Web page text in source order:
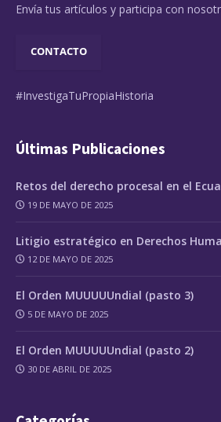
Envía tus artículos y participa con
CONTACTO
#InvestigaTuPropiaHistoria
Últimas Publicaciones
Retos del derecho procesal en el
19 DE MAYO DE 2025
Litigio estratégico en Derechos
12 DE MAYO DE 2025
El Orden MUUUUUndial (pasto 3)
5 DE MAYO DE 2025
El Orden MUUUUUndial (pasto 2)
30 DE ABRIL DE 2025